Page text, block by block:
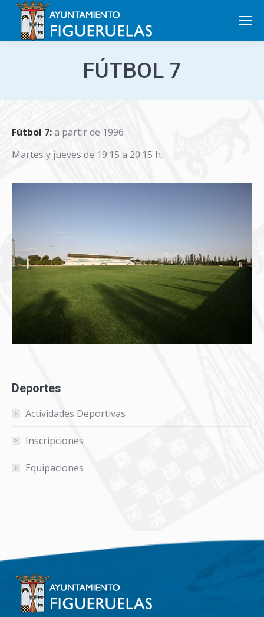
Search:
FÚTBOL 7
Fútbol 7:a partir de 1996
Martes y jueves de 19:15 a 20:15 h.
Deportes
Actividades Deportivas
Inscripciones
Equipaciones